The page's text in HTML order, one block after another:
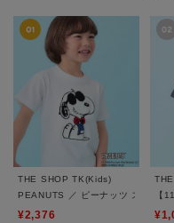
THE SHOP TK(Kids)
PEANUTS ／ ピーナッツ スヌーピ
¥2,376
【